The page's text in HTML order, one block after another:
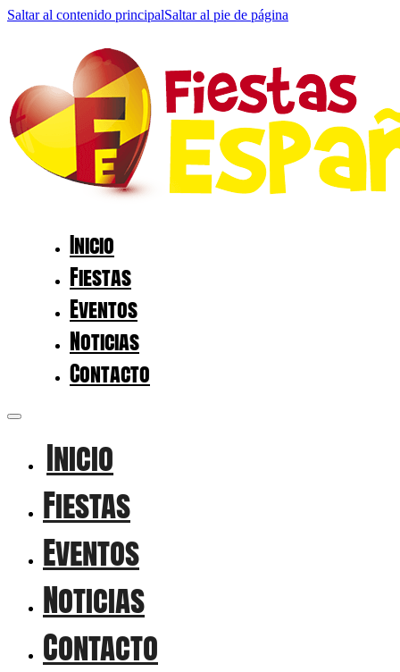
Saltar al contenido principalSaltar al pie de página
Inicio
Fiestas
Eventos
Noticias
Contacto
Inicio
Fiestas
Eventos
Noticias
Contacto